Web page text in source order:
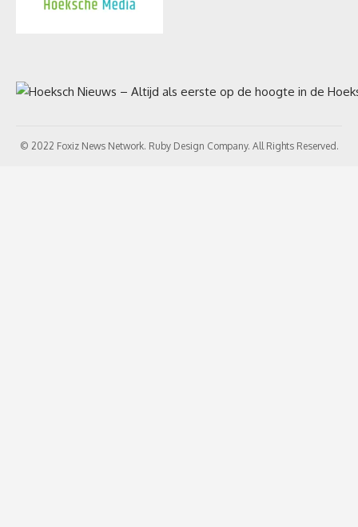
© 2022 Foxiz News Network. Ruby Design Company. All Rights Reserved.